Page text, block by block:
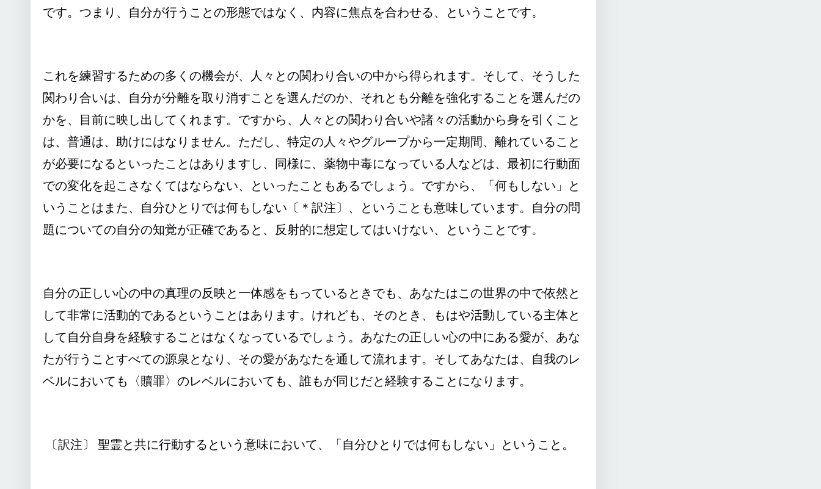
です。つまり、自分が行うことの形態ではなく、内容に焦点を合わせる、ということです。
これを練習するための多くの機会が、人々との関わり合いの中から得られます。そして、そうした
関わり合いは、自分が分離を取り消すことを選んだのか、それとも分離を強化することを選んだの
かを、目前に映し出してくれます。ですから、人々との関わり合いや諸々の活動から身を引くこと
は、普通は、助けにはなりません。ただし、特定の人々やグループから一定期間、離れていること
が必要になるといったことはありますし、同様に、薬物中毒になっている人などは、最初に行動面
での変化を起こさなくてはならない、といったこともあるでしょう。ですから、「何もしない」と
いうことはまた、自分ひとりでは何もしない〔＊訳注〕、ということも意味しています。自分の問
題についての自分の知覚が正確であると、反射的に想定してはいけない、ということです。
自分の正しい心の中の真理の反映と一体感をもっているときでも、あなたはこの世界の中で依然と
して非常に活動的であるということはあります。けれども、そのとき、もはや活動している主体と
して自分自身を経験することはなくなっているでしょう。あなたの正しい心の中にある愛が、あな
たが行うことすべての源泉となり、その愛があなたを通して流れます。そしてあなたは、自我のレ
ベルにおいても〈贖罪〉のレベルにおいても、誰もが同じだと経験することになります。
〔訳注〕 聖霊と共に行動するという意味において、「自分ひとりでは何もしない」ということ。